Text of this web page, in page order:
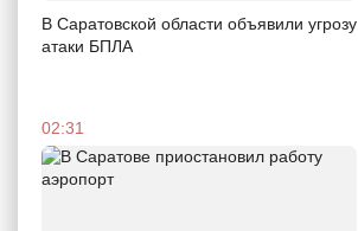
В Саратовской области объявили угрозу
атаки БПЛА
02:31